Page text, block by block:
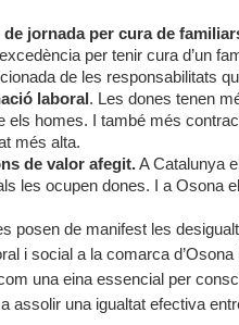
de jornada per cura de
per tenir cura d’un
de les responsabilitats
laboral. Les dones tenen
els homes. I també més
més alta.
de valor afegit.A Catalunya
les ocupen dones. I a Osona
posen de manifest les
i social a la comarca
una eina essencial per
assolir una igualtat efectiva